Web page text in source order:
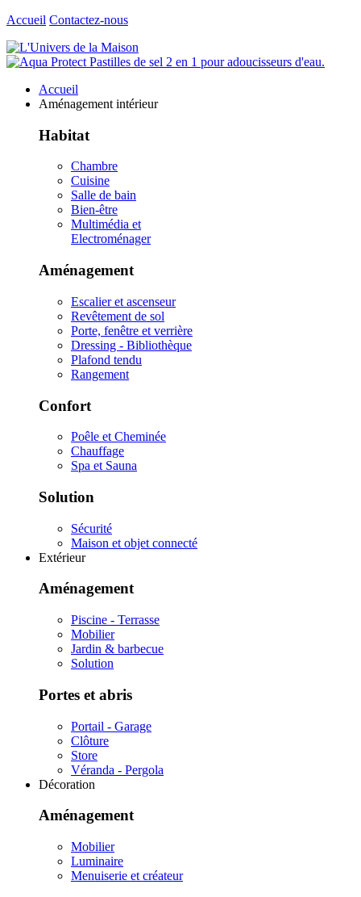
Accueil Contactez-nous
Accueil
Aménagement intérieur
Habitat
Chambre
Cuisine
Salle de bain
Bien-être
Multimédia et
Electroménager
Aménagement
Escalier et ascenseur
Revêtement de sol
Porte, fenêtre et verrière
Dressing - Bibliothèque
Plafond tendu
Rangement
Confort
Poêle et Cheminée
Chauffage
Spa et Sauna
Solution
Sécurité
Maison et objet connecté
Extérieur
Aménagement
Piscine - Terrasse
Mobilier
Jardin & barbecue
Solution
Portes et abris
Portail - Garage
Clôture
Store
Véranda - Pergola
Décoration
Aménagement
Mobilier
Luminaire
Menuiserie et créateur